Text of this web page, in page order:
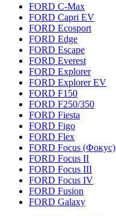
FORD C-Max
FORD Capri EV
FORD Ecosport
FORD Edge
FORD Escape
FORD Everest
FORD Explorer
FORD Explorer EV
FORD F150
FORD F250/350
FORD Fiesta
FORD Figo
FORD Flex
FORD Focus (Фокус)
FORD Focus II
FORD Focus III
FORD Focus IV
FORD Fusion
FORD Galaxy